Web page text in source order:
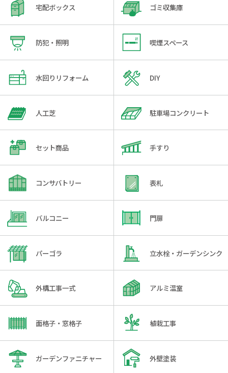
宅配ボックス ゴミ収集庫
防犯・照明 喫煙スペース
水回りリフォーム DIY
人工芝 駐車場コンクリート
セット商品 手すり
コンサバトリー 表札
バルコニー 門扉
パーゴラ 立水栓・ガーデンシンク
外構工事一式 アルミ温室
面格子・窓格子 植栽工事
ガーデンファニチャー 外壁塗装